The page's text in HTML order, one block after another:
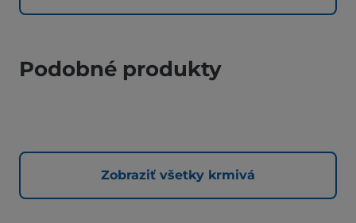
Podobné produkty
Zobraziť všetky krmivá